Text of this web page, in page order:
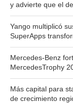
y advierte que el
Yango multiplicó
SuperApps
Mercedes-Benz
MercedesTrophy
Más capital para
de crecimiento